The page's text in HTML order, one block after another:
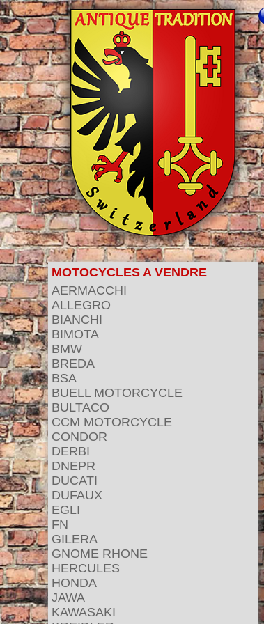
MOTOCYCLES A VENDRE
AERMACCHI
ALLEGRO
BIANCHI
BIMOTA
BMW
BREDA
BSA
BUELL MOTORCYCLE
BULTACO
CCM MOTORCYCLE
CONDOR
DERBI
DNEPR
DUCATI
DUFAUX
EGLI
FN
GILERA
GNOME RHONE
HERCULES
HONDA
JAWA
KAWASAKI